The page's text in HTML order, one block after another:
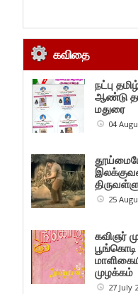
கவிதை
நட்பு
ஆண்டு
மதுரை
04
25
கவிஞர்
முழக்கம்
27 July